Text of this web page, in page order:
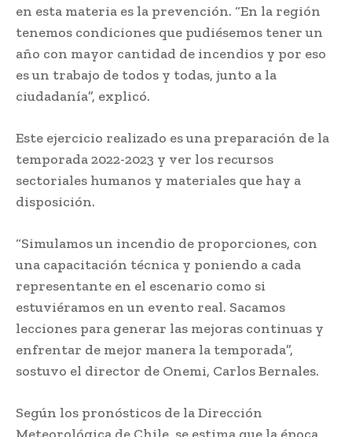
en esta materia es la prevención. “En la región
tenemos condiciones que pudiésemos tener un
año con mayor cantidad de incendios y por eso
es un trabajo de todos y todas, junto a la
ciudadanía”, explicó.
Este ejercicio realizado es una preparación de la
temporada 2022-2023 y ver los recursos
sectoriales humanos y materiales que hay a
disposición.
“Simulamos un incendio de proporciones, con
una capacitación técnica y poniendo a cada
representante en el escenario como si
estuviéramos en un evento real. Sacamos
lecciones para generar las mejoras continuas y
enfrentar de mejor manera la temporada”,
sostuvo el director de Onemi, Carlos Bernales.
Según los pronósticos de la Dirección